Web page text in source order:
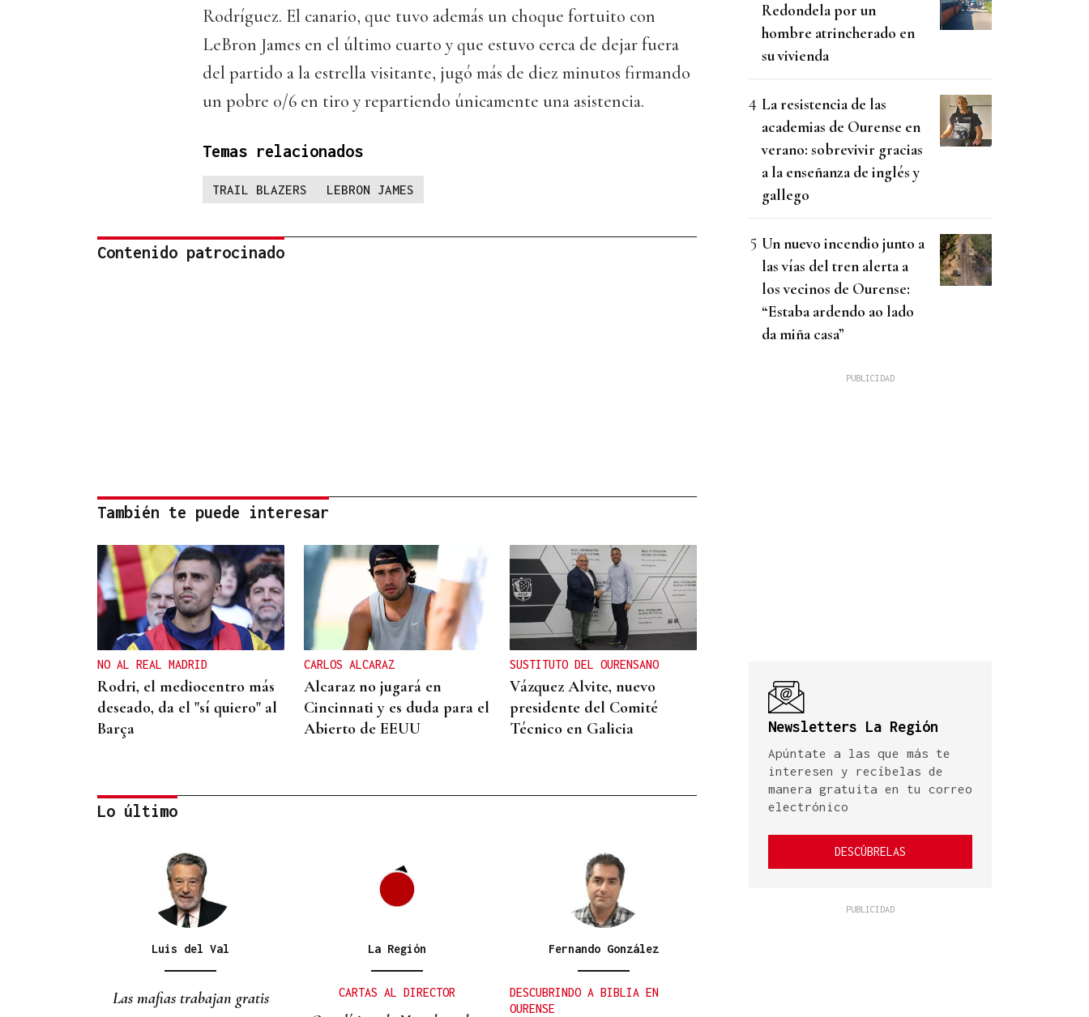
Rodríguez. El canario, que tuvo además un choque fortuito con
LeBron James en el último cuarto y que estuvo cerca de dejar fuera
del partido a la estrella visitante, jugó más de diez minutos firmando
un pobre 0/6 en tiro y repartiendo únicamente una asistencia.
Temas relacionados
TRAIL BLAZERS LEBRON JAMES
Contenido patrocinado
También te puede interesar
NO AL REAL MADRID
Rodri, el mediocentro más
deseado, da el "sí quiero" al
Barça
CARLOS ALCARAZ
Alcaraz no jugará en
Cincinnati y es duda para el
Abierto de EEUU
SUSTITUTO DEL OURENSANO
Vázquez Alvite, nuevo
presidente del Comité
Técnico en Galicia
DALLAS MAVERICKS
Santi Aldama, jugador de la
NBA, visita Ourense
Lo último
Luis del Val
Las mafias trabajan gratis
La Región
CARTAS AL DIRECTOR
Fernando González
DESCUBRINDO A BIBLIA EN
OURENSE
Redondela por un
hombre atrincherado en
su vivienda
La resistencia de las
academias de Ourense en
verano: sobrevivir gracias
a la enseñanza de inglés y
gallego
Un nuevo incendio junto a
las vías del tren alerta a
los vecinos de Ourense:
“Estaba ardendo ao lado
da miña casa”
Newsletters La Región
Apúntate a las que más te
interesen y recíbelas de
manera gratuita en tu correo
electrónico
DESCÚBRELAS